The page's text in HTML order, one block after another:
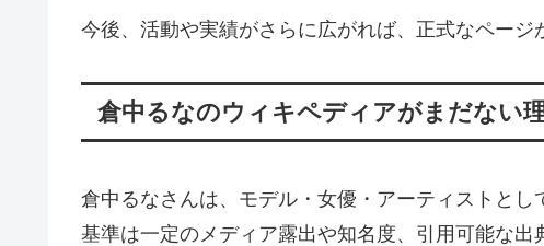
今後、活動や実績がさらに広がれば、正式なページ
倉中るなのウィキペディアがまだない
倉中るなさんは、モデル・女優・アーティストと
基準は一定のメディア露出や知名度、引用可能な出